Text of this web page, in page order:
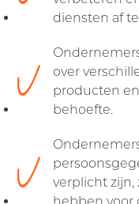
diensten af
over
producten
behoefte.
verplicht zijn,